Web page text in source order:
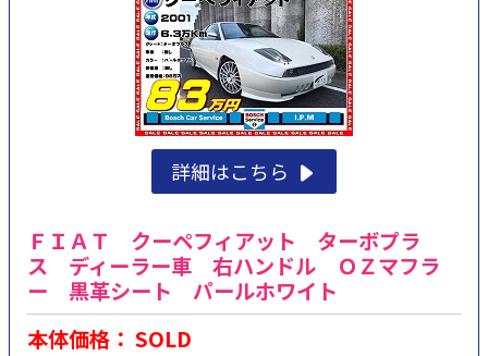
詳細はこちら
ＦＩＡＴ クーペフィアット ターボプラ
ス ディーラー車 右ハンドル ＯＺマフラ
ー 黒革シート パールホワイト
本体価格： SOLD